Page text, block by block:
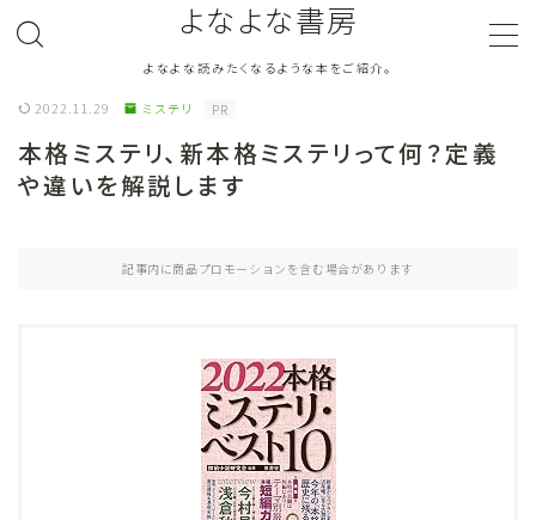
よなよな書房
よなよな読みたくなるような本をご紹介。
ジャンル Genre
Evaluation
読書をより楽しむ Good Reading
2022.11.29 ミステリ PR
本格ミステリ、新本格ミステリって何？定義
や違いを解説します
記事内に商品プロモーションを含む場合があります